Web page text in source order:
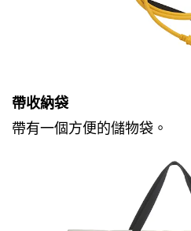
帶收納袋
帶有一個方便的儲物袋。